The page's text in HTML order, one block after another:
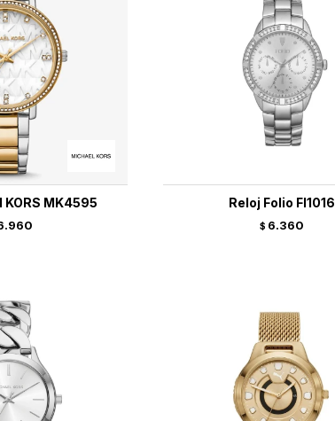
MK4595 Reloj Folio Fl1016
$ 6.360